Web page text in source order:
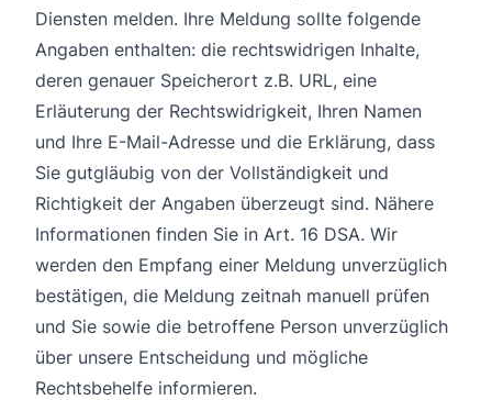
Diensten melden. Ihre Meldung sollte folgende
Angaben enthalten: die rechtswidrigen Inhalte,
deren genauer Speicherort z.B. URL, eine
Erläuterung der Rechtswidrigkeit, Ihren Namen
und Ihre E-Mail-Adresse und die Erklärung, dass
Sie gutgläubig von der Vollständigkeit und
Richtigkeit der Angaben überzeugt sind. Nähere
Informationen finden Sie in Art. 16 DSA. Wir
werden den Empfang einer Meldung unverzüglich
bestätigen, die Meldung zeitnah manuell prüfen
und Sie sowie die betroffene Person unverzüglich
über unsere Entscheidung und mögliche
Rechtsbehelfe informieren.